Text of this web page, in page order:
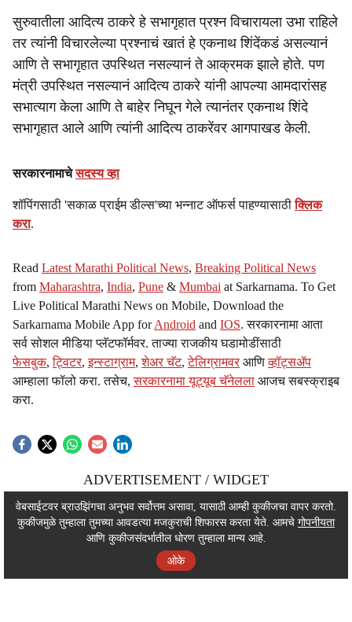
सुरुवातीला आदित्य ठाकरे हे सभागृहात प्रश्न विचारायला उभा राहिले
तर त्यांनी विचारलेल्या प्रश्नाचं खातं हे एकनाथ शिंदेंकडं असल्यानं
आणि ते सभागृहात उपस्थित नसल्यानं ते आक्रमक झाले होते. पण
मंत्री उपस्थित नसल्यानं आदित्य ठाकरे यांनी आपल्या आमदारांसह
सभात्याग केला आणि ते बाहेर निघून गेले त्यानंतर एकनाथ शिंदे
सभागृहात आले आणि त्यांनी आदित्य ठाकरेंवर आगपाखड केली.
सरकारनामाचेसदस्य व्हा
शॉपिंगसाठी 'सकाळ प्राईम डील्स'च्या भन्नाट ऑफर्स पाहण्यासाठीक्लिक
करा.
Read Latest Marathi Political News, Breaking Political News
from Maharashtra, India, Pune & Mumbai at Sarkarnama. To Get
Live Political Marathi News on Mobile, Download the
Sarkarnama Mobile App forAndroid and IOS. सरकारनामा आता
सर्व सोशल मीडिया प्लॅटफॉर्मवर. ताज्या राजकीय घडामोडींसाठी
फेसबुक,ट्विटर,इन्स्टाग्राम,शेअर चॅट,टेलिग्रामवर आणिव्हॉट्सॲप
आम्हाला फॉलो करा. तसेच,सरकारनामा यूट्यूब चॅनेलला आजच सबस्क्राइब
करा.
ADVERTISEMENT / WIDGET
ADVERTISEMENT / WIDGET
ADVERTISEMENT / WIDGET
वेबसाईटवर ब्राउझिंगचा अनुभव सर्वोत्तम असावा, यासाठी आम्ही कुकीजचा वापर करतो.
कुकीजमुळे तुम्हाला तुमच्या आवडत्या मजकुराची शिफारस करता येते. आमचे गोपनीयता
आणि कुकीजसंदर्भातील धोरण तुम्हाला मान्य आहे.
ओके